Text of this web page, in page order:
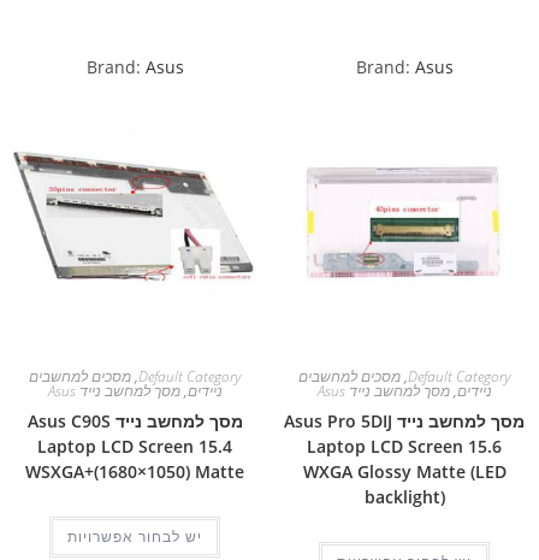
Brand: Asus
Default Category
,מסכים למחשבים
ניידים,מסך למחשב נייד Asus
מסך למחשב נייד Asus Pro 5DIJ
Laptop LCD Screen 15.6
WXGA Glossy Matte (LED
backlight)
Brand: Asus
Default Category
,מסכים למחשבים
ניידים,מסך למחשב נייד Asus
מסך למחשב נייד Asus C90S
Laptop LCD Screen 15.4
WSXGA+(1680×1050) Matte
יש לבחור אפשרויות